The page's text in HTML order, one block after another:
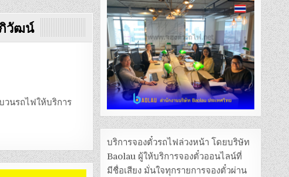
วัฒน์
วนรถไฟให้บริการ
บริการจองตั๋วรถไฟล่วงหน้า โดยบริษัท
Baolau ผู้ให้บริการจองตั๋วออนไลน์ที่
มีชื่อเสียง มั่นใจทุกรายการจองตั๋วผ่าน